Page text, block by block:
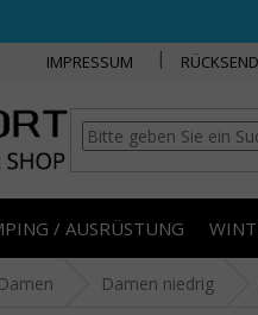
IMPRESSUM
/ AUSRÜSTUNG
Damen Damen niedrig